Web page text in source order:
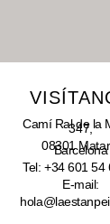
Camí Ral de la
347,
08301
Barcelona
Tel: +34 601 54
E-mail: